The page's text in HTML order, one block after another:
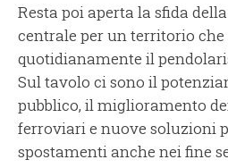
Resta poi aperta la sfida
centrale per un territorio che
quotidianamente il
Sul tavolo ci sono il
pubblico, il miglioramento
ferroviari e nuove soluzioni
spostamenti anche nei fine